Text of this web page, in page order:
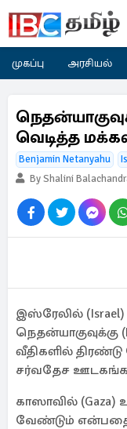
முகப்பு அரசியல்
வெடித்த
Benjamin Netanyahu
By Shalini
இஸ்ரேலில்
நெதன்யாகுவுக்கு
வீதிகளில்
சர்வதேச
காஸாவில்
வேண்டும் என்பதை